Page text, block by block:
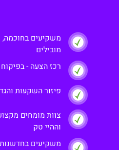
משקיעים
מובילים
רכז הצעה -
פיזור השקעות
צוות מומחים
וההיי טק
משקיעים